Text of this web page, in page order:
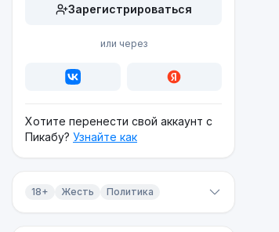
Зарегистрироваться
или через
Хотите перенести свой аккаунт с
Пикабу? Узнайте как
18+ Жесть Политика